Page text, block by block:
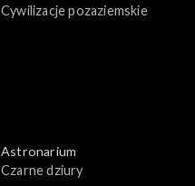
Cywilizacje pozaziemskie
Astronarium
Czarne dziury